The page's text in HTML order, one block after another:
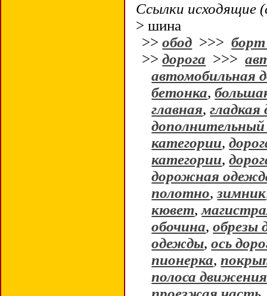
Ссылки исходящие
> шина
>>обод >>>борт
>>дорога >>>
автомобильная
бетонка,
главная,гладкая
категории,
категории,
дорожная
полотно,зимник
кювет,
обочина,обрезы
одежды,ось
пионерка,
полоса движения